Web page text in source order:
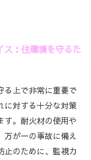
ス：住環境を守るた
る上で非常に重要で
に対する十分な対策
す。耐火材の使用や
万が一の事故に備え
止のために、監視カ